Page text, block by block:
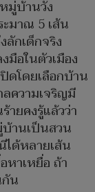
มู่บ้านวัง
มาณ 5 เส้น
ลักเด็กจริง
มือในตัวเมือง
ดโดยเลือกบ้าน
ความเจริญมี
ยคงรู้แล้วว่า
านเป็นสวน
ด้หลายเส้น
หาเหยื่อ ถ้า
น